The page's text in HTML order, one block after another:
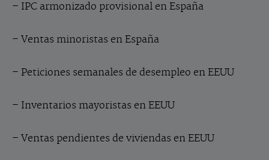
– IPC armonizado provisional en España
– Ventas minoristas en España
– Peticiones semanales de desempleo en EEUU
– Inventarios mayoristas en EEUU
– Ventas pendientes de viviendas en EEUU